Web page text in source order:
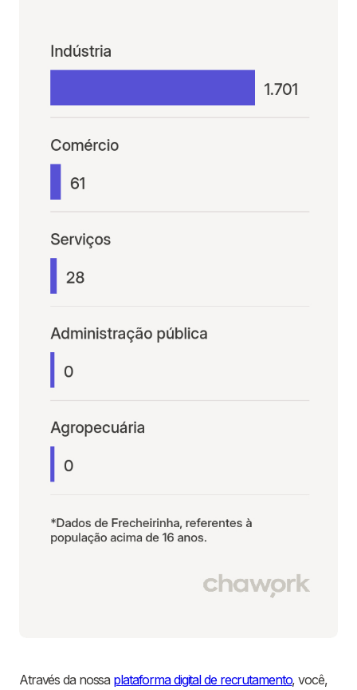
Através da nossa plataforma digital de recrutamento, você,